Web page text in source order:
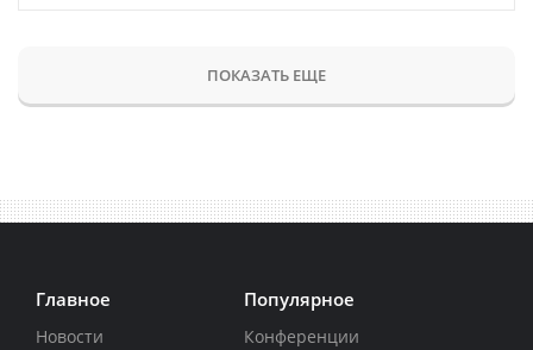
ПОКАЗАТЬ ЕЩЕ
Главное
Новости
Популярное
Конференции